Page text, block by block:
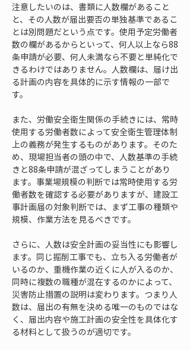
注意したいのは、書類に人数欄があること
と、その人数が届出要否の単独基準であるこ
とは別問題だという点です。使用予定労働者
数の欄があるからといって、何人以上なら88
条申請が必要、何人未満なら不要と単純化で
きるわけではありません。人数欄は、届け出
る計画の内容を具体的に示す情報の一部で
す。
また、労働安全衛生関係の手続きには、常時
使用する労働者数によって安全衛生管理体制
上の義務が発生するものがあります。そのた
め、現場担当者の頭の中で、人数基準の手続
きと88条申請が混ざってしまうことがあり
ます。事業場規模の判断では常時使用する労
働者数を確認する必要がありますが、建設工
事計画届の対象判断では、まず工事の種類や
規模、作業方法を見るべきです。
さらに、人数は安全計画の妥当性にも影響し
ます。同じ掘削工事でも、立ち入る労働者が
いるのか、重機作業の近くに人が入るのか、
同時に複数の職種が混在するのかによって、
災害防止措置の説明は変わります。つまり人
数は、届出の有無を決める唯一のものではな
く、届出内容や施工計画の安全性を具体化す
る材料として扱うのが適切です。